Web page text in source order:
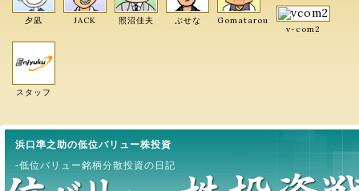
夕凪 JACK 照沼佳夫 ぶせな Gomatarou
v-com2
スタッフ
浜口準之助の低位バリュー株投資
-低位バリュー銘柄分散投資の日記